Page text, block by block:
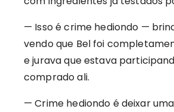
— Isso é crime hediondo —
vendo que Bel foi
e jurava que estava
comprado ali.
— Crime hediondo é deixar